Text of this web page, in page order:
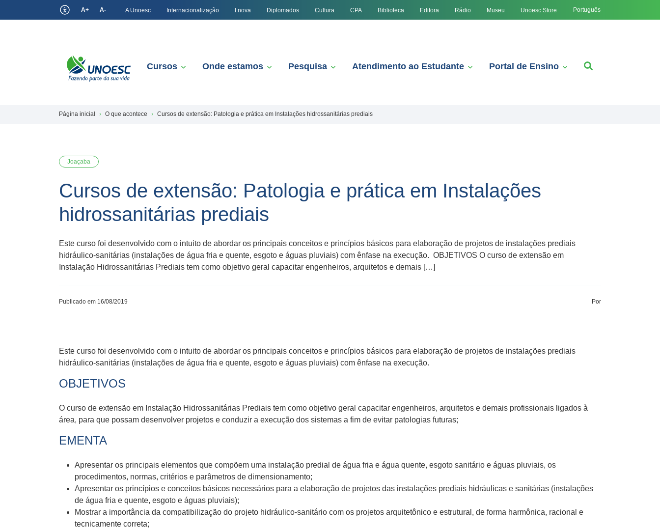
A+ A- A Unoesc Internacionalização I.nova Diplomados Cultura CPA Biblioteca Editora Rádio Museu Unoesc Store Português
Cursos Onde estamos Pesquisa Atendimento ao Estudante Portal de Ensino
Página inicial O que acontece Cursos de extensão: Patologia e prática em Instalações hidrossanitárias prediais
Joaçaba
Cursos de extensão: Patologia e prática em Instalações
hidrossanitárias prediais
Este curso foi desenvolvido com o intuito de abordar os principais conceitos e princípios básicos para elaboração de projetos de instalações prediais
hidráulico-sanitárias (instalações de água fria e quente, esgoto e águas pluviais) com ênfase na execução. OBJETIVOS O curso de extensão em
Instalação Hidrossanitárias Prediais tem como objetivo geral capacitar engenheiros, arquitetos e demais […]
Publicado em 16/08/2019 Por
Este curso foi desenvolvido com o intuito de abordar os principais conceitos e princípios básicos para elaboração de projetos de instalações prediais
hidráulico-sanitárias (instalações de água fria e quente, esgoto e águas pluviais) com ênfase na execução.
OBJETIVOS
O curso de extensão em Instalação Hidrossanitárias Prediais tem como objetivo geral capacitar engenheiros, arquitetos e demais profissionais ligados à
área, para que possam desenvolver projetos e conduzir a execução dos sistemas a fim de evitar patologias futuras;
EMENTA
Apresentar os principais elementos que compõem uma instalação predial de água fria e água quente, esgoto sanitário e águas pluviais, os
procedimentos, normas, critérios e parâmetros de dimensionamento;
Apresentar os princípios e conceitos básicos necessários para a elaboração de projetos das instalações prediais hidráulicas e sanitárias (instalações
de água fria e quente, esgoto e águas pluviais);
Mostrar a importância da compatibilização do projeto hidráulico-sanitário com os projetos arquitetônico e estrutural, de forma harmônica, racional e
tecnicamente correta;